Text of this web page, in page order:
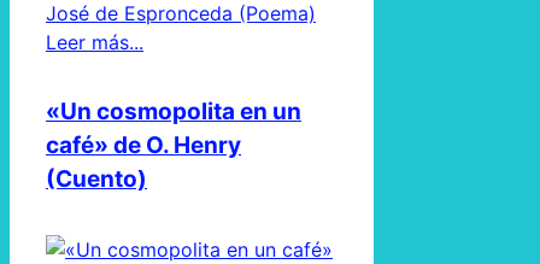
Leer más...
«Un cosmopolita en un
café» de O. Henry
(Cuento)